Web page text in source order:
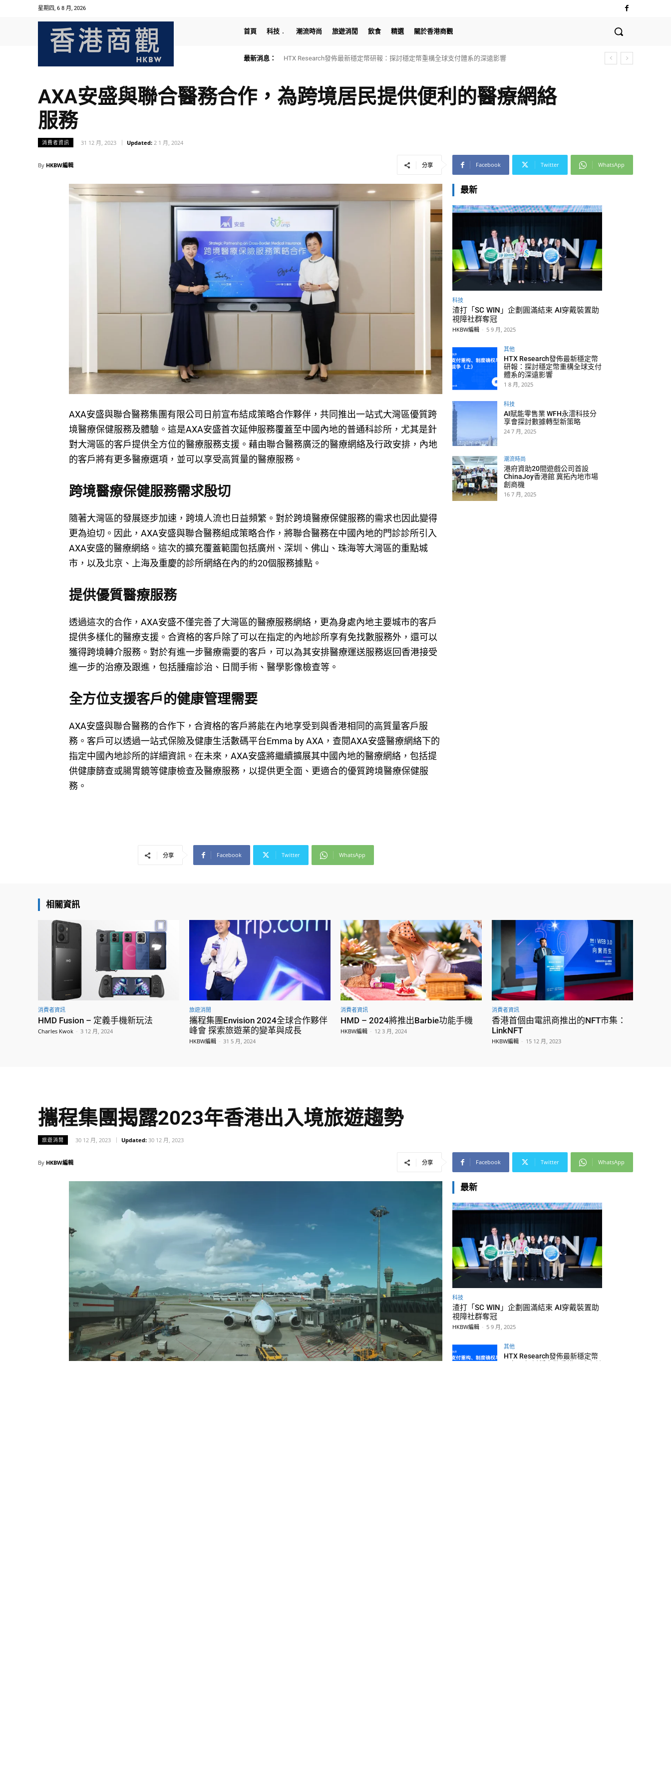
星期四, 6 8 月, 2026
首頁 科技 潮流時尚 旅遊消閒 飲食 精選 關於香港商觀
最新消息： HTX Research發佈最新穩定幣研報：探討穩定幣重構全球支付體系的深遠影響
AXA安盛與聯合醫務合作，為跨境居民提供便利的醫療網絡
服務
消費者資訊 31 12 月, 2023 Updated: 2 1 月, 2024
By HKBW編輯 分享 Facebook Twitter WhatsApp
AXA安盛與聯合醫務集團有限公司日前宣布結成策略合作夥伴，共同推出一站式大灣區優質跨
境醫療保健服務及體驗。這是AXA安盛首次延伸服務覆蓋至中國內地的普通科診所，尤其是針
對大灣區的客戶提供全方位的醫療服務支援。藉由聯合醫務廣泛的醫療網絡及行政安排，內地
的客戶將有更多醫療選項，並可以享受高質量的醫療服務。
跨境醫療保健服務需求殷切
隨著大灣區的發展逐步加速，跨境人流也日益頻繁。對於跨境醫療保健服務的需求也因此變得
更為迫切。因此，AXA安盛與聯合醫務組成策略合作，將聯合醫務在中國內地的門診診所引入
AXA安盛的醫療網絡。這次的擴充覆蓋範圍包括廣州、深圳、佛山、珠海等大灣區的重點城
市，以及北京、上海及重慶的診所網絡在內的約20個服務據點。
提供優質醫療服務
透過這次的合作，AXA安盛不僅完善了大灣區的醫療服務網絡，更為身處內地主要城市的客戶
提供多樣化的醫療支援。合資格的客戶除了可以在指定的內地診所享有免找數服務外，還可以
獲得跨境轉介服務。對於有進一步醫療需要的客戶，可以為其安排醫療運送服務返回香港接受
進一步的治療及跟進，包括腫瘤診治、日間手術、醫學影像檢查等。
全方位支援客戶的健康管理需要
AXA安盛與聯合醫務的合作下，合資格的客戶將能在內地享受到與香港相同的高質量客戶服
務。客戶可以透過一站式保險及健康生活數碼平台Emma by AXA，查閱AXA安盛醫療網絡下的
指定中國內地診所的詳細資訊。在未來，AXA安盛將繼續擴展其中國內地的醫療網絡，包括提
供健康篩查或腸胃鏡等健康檢查及醫療服務，以提供更全面、更適合的優質跨境醫療保健服
務。
分享 Facebook Twitter WhatsApp
最新
科技
渣打「SC WIN」企劃圓滿結束 AI穿戴裝置助
視障社群奪冠
HKBW編輯 - 5 9 月, 2025
其他
HTX Research發佈最新穩定幣
研報：探討穩定幣重構全球支付
體系的深遠影響
1 8 月, 2025
科技
AI賦能零售業 WFH永澐科技分
享會探討數據轉型新策略
24 7 月, 2025
潮流時尚
港府資助20間遊戲公司首設
ChinaJoy香港館 冀拓內地市場
創商機
16 7 月, 2025
相關資訊
消費者資訊
HMD Fusion – 定義手機新玩法
Charles Kwok - 3 12 月, 2024
旅遊消閒
攜程集團Envision 2024全球合作夥伴
峰會 探索旅遊業的變革與成長
HKBW編輯 - 31 5 月, 2024
消費者資訊
HMD – 2024將推出Barbie功能手機
HKBW編輯 - 12 3 月, 2024
消費者資訊
香港首個由電訊商推出的NFT市集：
LinkNFT
HKBW編輯 - 15 12 月, 2023